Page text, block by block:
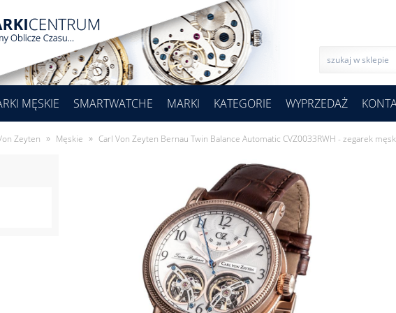
MĘSKIE SMARTWATCHE MARKI KATEGORIE WYPRZEDAŻ
Zeyten » Męskie » Carl Von Zeyten Bernau Twin Balance Automatic CVZ0033RWH - zegarek